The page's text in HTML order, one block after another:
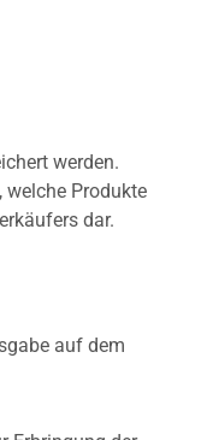
werden.
welche Produkte
dar.
auf dem